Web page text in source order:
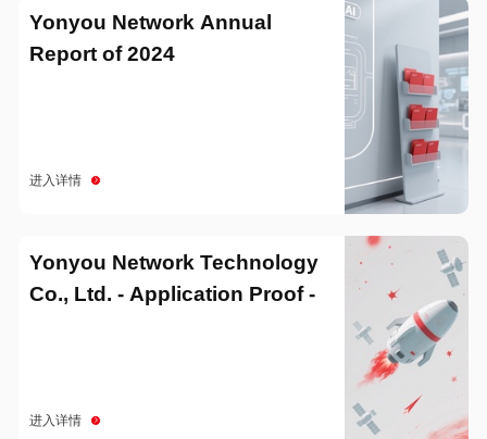
Yonyou Network Annual
Report of 2024
进入详情
Yonyou Network Technology
Co., Ltd. - Application Proof -
进入详情